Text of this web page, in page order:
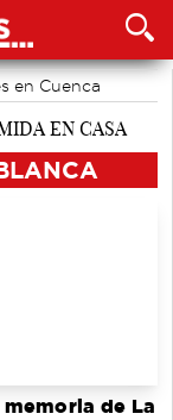
en Cuenca
memoria de La